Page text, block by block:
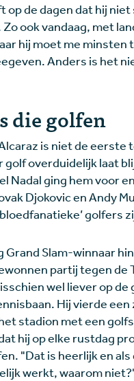
op de dagen dat hij
ook vandaag, met
hij moet me minsten
Anders is het
die golfen
is niet de eerste
golf overduidelijk laat
Nadal ging hem voor
Djokovic en Andy
golfers
Grand Slam-winnaar
partij tegen de
wel liever op de
Hij vierde
stadion met een
hij op elke rustdag
"Dat is heerlijk en als
werkt, waarom